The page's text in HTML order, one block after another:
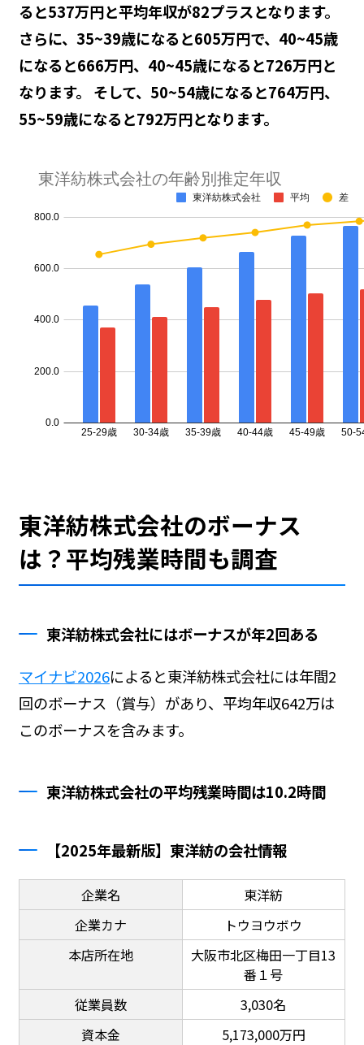
ると537万円と平均年収が82プラスとなります。
さらに、35~39歳になると605万円で、40~45歳
になると666万円、40~45歳になると726万円と
なります。 そして、50~54歳になると764万円、
55~59歳になると792万円となります。
東洋紡株式会社のボーナス
は？平均残業時間も調査
東洋紡株式会社にはボーナスが年2回ある
マイナビ2026によると東洋紡株式会社には年間2
回のボーナス（賞与）があり、平均年収642万は
このボーナスを含みます。
東洋紡株式会社の平均残業時間は10.2時間
【2025年最新版】東洋紡の会社情報
企業名
東洋紡
企業カナ
トウヨウボウ
本店所在地
大阪市北区梅田一丁目13
番１号
従業員数
3,030名
資本金
5,173,000万円